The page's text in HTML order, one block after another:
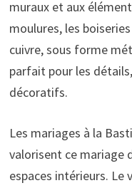
muraux et aux
moulures, les
cuivre, sous forme
parfait pour les
décoratifs.
Les mariages à la
valorisent ce mariage
espaces intérieurs. Le